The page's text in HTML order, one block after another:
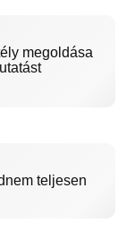
megoldása
teljesen